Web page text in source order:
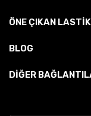
ÖNE ÇIKAN
BLOG
DİĞER